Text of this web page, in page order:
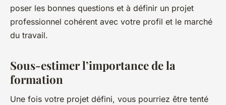
poser les bonnes questions et à définir un projet
professionnel cohérent avec votre profil et le marché
du travail.
Sous-estimer l’importance de la
formation
Une fois votre projet défini, vous pourriez être tenté